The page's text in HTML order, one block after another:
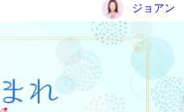
ジョアン